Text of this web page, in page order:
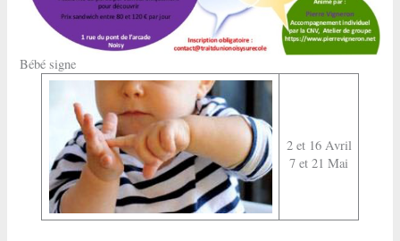
Bébé signe
2 et 16 Avril
7 et 21 Mai